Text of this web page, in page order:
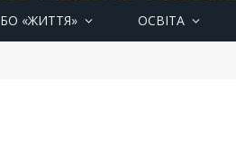
БО «ЖИТТЯ» ОСВІТА